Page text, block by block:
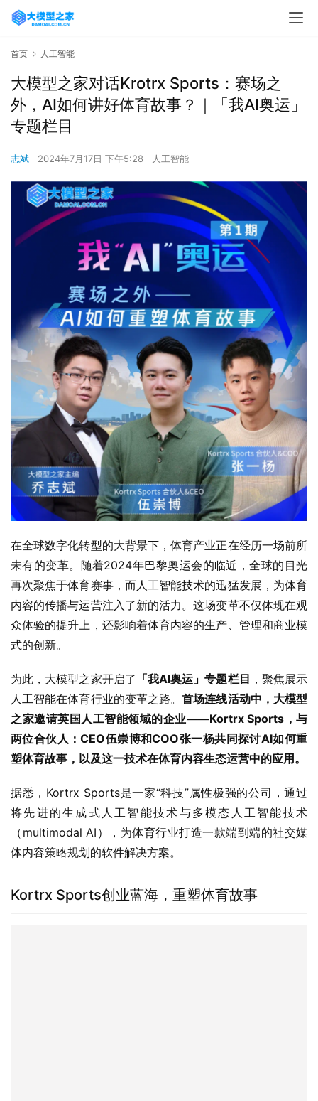
首页 人工智能
大模型之家对话Krotrx Sports：赛场之
外，AI如何讲好体育故事？｜「我AI奥运」
专题栏目
志斌 2024年7月17日 下午5:28 人工智能
在全球数字化转型的大背景下，体育产业正在经历一场前所
未有的变革。随着2024年巴黎奥运会的临近，全球的目光
再次聚焦于体育赛事，而人工智能技术的迅猛发展，为体育
内容的传播与运营注入了新的活力。这场变革不仅体现在观
众体验的提升上，还影响着体育内容的生产、管理和商业模
式的创新。
为此，大模型之家开启了 「我AI奥运」专题栏目 ，聚焦展示
人工智能在体育行业的变革之路。首场连线活动中，大模型
之家邀请英国人工智能领域的企业——Kortrx Sports，与
两位合伙人：CEO伍崇博和COO张一杨共同探讨AI如何重
塑体育故事，以及这一技术在体育内容生态运营中的应用。
据悉，Kortrx Sports是一家“科技”属性极强的公司，通过
将先进的生成式人工智能技术与多模态人工智能技术
（multimodal AI），为体育行业打造一款端到端的社交媒
体内容策略规划的软件解决方案。
Kortrx Sports创业蓝海，重塑体育故事